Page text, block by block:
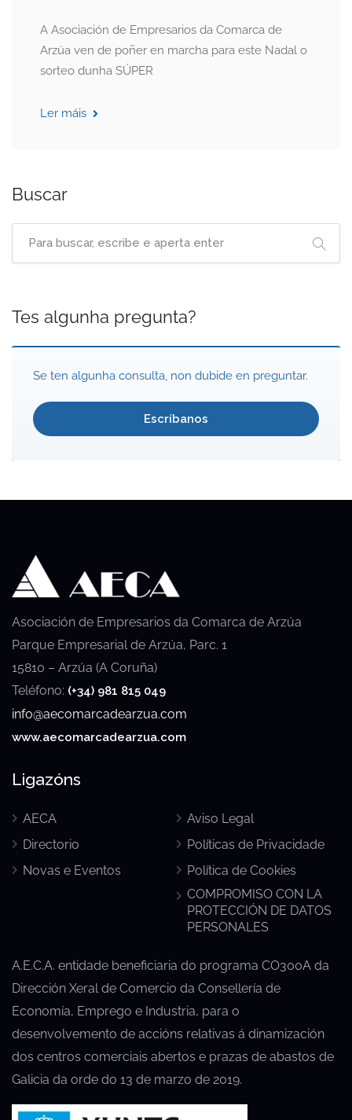
A Asociación de Empresarios da Comarca de
Arzúa ven de poñer en marcha para este Nadal o
sorteo dunha SÚPER
Ler máis
Buscar
Tes algunha pregunta?
Se ten algunha consulta, non dubide en preguntar.
Escríbanos
Asociación de Empresarios da Comarca de Arzúa
Parque Empresarial de Arzúa, Parc. 1
15810 – Arzúa (A Coruña)
Teléfono: (+34) 981 815 049
info@aecomarcadearzua.com
www.aecomarcadearzua.com
Ligazóns
AECA
Directorio
Novas e Eventos
Aviso Legal
Políticas de Privacidade
Política de Cookies
COMPROMISO CON LA
PROTECCIÓN DE DATOS
PERSONALES
A.E.C.A. entidade beneficiaria do programa CO300A da
Dirección Xeral de Comercio da Consellería de
Economía, Emprego e Industria, para o
desenvolvemento de accións relativas á dinamización
dos centros comerciais abertos e prazas de abastos de
Galicia da orde do 13 de marzo de 2019.